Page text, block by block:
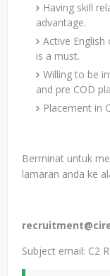
Having skill
advantage.
Active
is a must.
Willing to be
and pre COD
Placement in
Berminat untuk
lamaran anda ke
Subject email: C2